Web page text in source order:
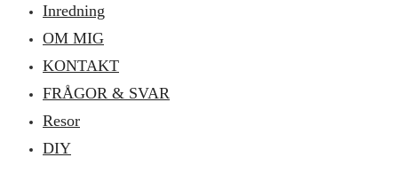
Inredning
OM MIG
KONTAKT
FRÅGOR & SVAR
Resor
DIY